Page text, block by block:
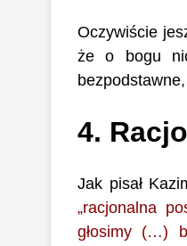
Oczywiście
że o bogu
4.
Jak pisał
„racjonalna
głosimy (…)